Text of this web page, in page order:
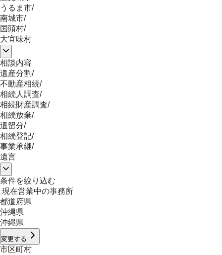
うるま市/
南城市/
国頭村/
大宜味村
相談内容
遺産分割/
不動産相続/
相続人調査/
相続財産調査/
相続放棄/
遺留分/
相続登記/
事業承継/
遺言
条件を絞り込む
現在営業中の事務所
都道府県
沖縄県
沖縄県
変更する
市区町村